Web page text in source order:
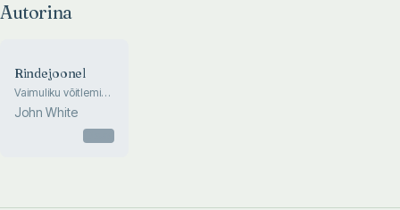
Autorina
Rindejoonel
Vaimuliku võitlemise
käsiraamat
John White